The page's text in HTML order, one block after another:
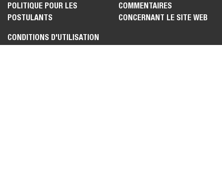
POLITIQUE POUR LES
POSTULANTS
CONDITIONS D'UTILISATION
COMMENTAIRES
CONCERNANT LE SITE WEB